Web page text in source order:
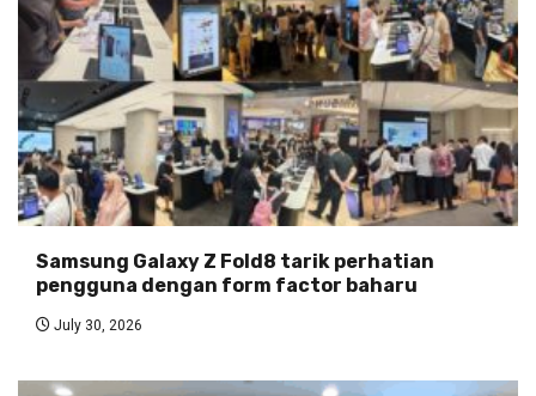
Samsung Galaxy Z Fold8 tarik perhatian
pengguna dengan form factor baharu
July 30, 2026